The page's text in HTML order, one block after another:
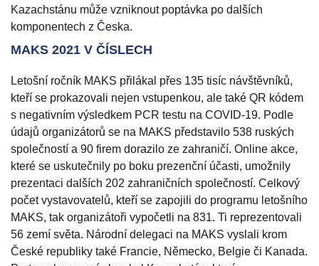
Kazachstánu může vzniknout poptávka po dalších
komponentech z Česka.
MAKS 2021 V ČÍSLECH
Letošní ročník MAKS přilákal přes 135 tisíc návštěvníků,
kteří se prokazovali nejen vstupenkou, ale také QR kódem
s negativním výsledkem PCR testu na COVID-19. Podle
údajů organizátorů se na MAKS představilo 538 ruských
společností a 90 firem dorazilo ze zahraničí. Online akce,
které se uskutečnily po boku prezenční účasti, umožnily
prezentaci dalších 202 zahraničních společností. Celkový
počet vystavovatelů, kteří se zapojili do programu letošního
MAKS, tak organizátoři vypočetli na 831. Ti reprezentovali
56 zemí světa. Národní delegaci na MAKS vyslali krom
České republiky také Francie, Německo, Belgie či Kanada.